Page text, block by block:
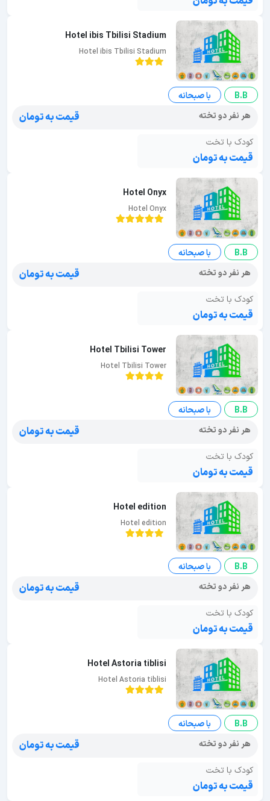
Hotel ibis Tbilisi Stadium
Hotel ibis Tbilisi Stadium
B.B
با صبحانه
هر نفر دو تخته
قیمت به تومان
کودک با تخت
قیمت به تومان
Hotel Onyx
Hotel Onyx
B.B
با صبحانه
هر نفر دو تخته
قیمت به تومان
کودک با تخت
قیمت به تومان
Hotel Tbilisi Tower
Hotel Tbilisi Tower
B.B
با صبحانه
هر نفر دو تخته
قیمت به تومان
کودک با تخت
قیمت به تومان
Hotel edition
Hotel edition
B.B
با صبحانه
هر نفر دو تخته
قیمت به تومان
کودک با تخت
قیمت به تومان
Hotel Astoria tiblisi
Hotel Astoria tiblisi
B.B
با صبحانه
هر نفر دو تخته
قیمت به تومان
کودک با تخت
قیمت به تومان